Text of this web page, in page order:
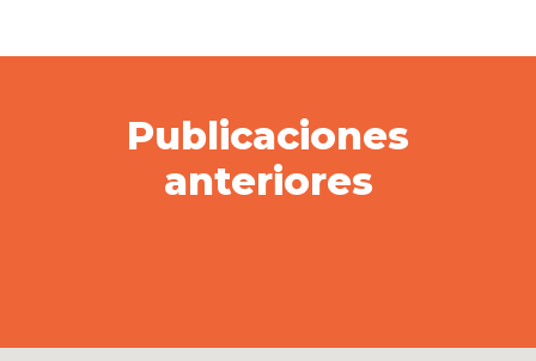
Publicaciones
anteriores